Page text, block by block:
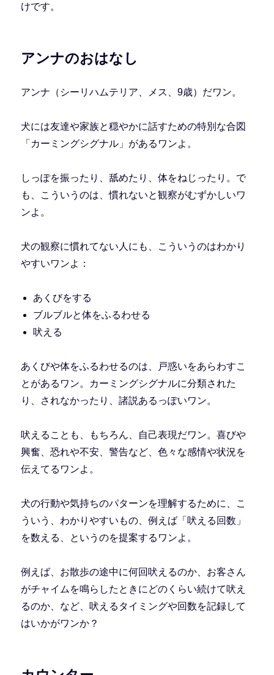
けです。
アンナのおはなし
アンナ（シーリハムテリア、メス、9歳）だワン。
犬には友達や家族と穏やかに話すための特別な合図
「カーミングシグナル」があるワンよ。
しっぽを振ったり、舐めたり、体をねじったり。で
も、こういうのは、慣れないと観察がむずかしいワ
ンよ。
犬の観察に慣れてない人にも、こういうのはわかり
やすいワンよ：
あくびをする
ブルブルと体をふるわせる
吠える
あくびや体をふるわせるのは、戸惑いをあらわすこ
とがあるワン。カーミングシグナルに分類された
り、されなかったり、諸説あるっぽいワン。
吠えることも、もちろん、自己表現だワン。喜びや
興奮、恐れや不安、警告など、色々な感情や状況を
伝えてるワンよ。
犬の行動や気持ちのパターンを理解するために、こ
ういう、わかりやすいもの、例えば「吠える回数」
を数える、というのを提案するワンよ。
例えば、お散歩の途中に何回吠えるのか、お客さん
がチャイムを鳴らしたときにどのくらい続けて吠え
るのか、など、吠えるタイミングや回数を記録して
はいかがワンか？